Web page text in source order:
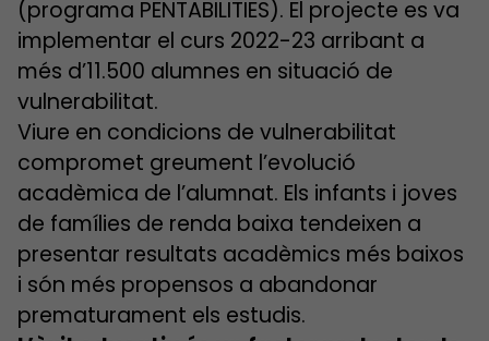
(programa PENTABILITIES). El projecte es va
implementar el curs 2022-23 arribant a
més d’11.500 alumnes en situació de
vulnerabilitat.
Viure en condicions de vulnerabilitat
compromet greument l’evolució
acadèmica de l’alumnat. Els infants i joves
de famílies de renda baixa tendeixen a
presentar resultats acadèmics més baixos
i són més propensos a abandonar
prematurament els estudis.